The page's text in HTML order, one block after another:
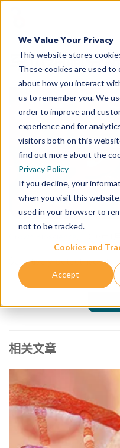
We Value Your Privacy
This website stores
These cookies are used
about how you interact
us to remember you. We
order to improve and
experience and for
visitors both on this
find out more about the
Privacy Policy
If you decline, your
when you visit this
used in your browser to
not to be tracked.
Cookies and
Accept
All
罕见细胞分
Sensitively detect,
相关文章